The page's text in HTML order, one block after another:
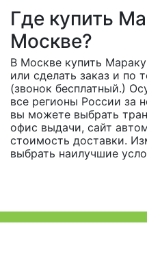
Где купить
Москве?
В Москве купить
или сделать заказ и по
(звонок бесплатный.)
все регионы России за
вы можете выбрать
офис выдачи, сайт
стоимость доставки.
выбрать наилучшие